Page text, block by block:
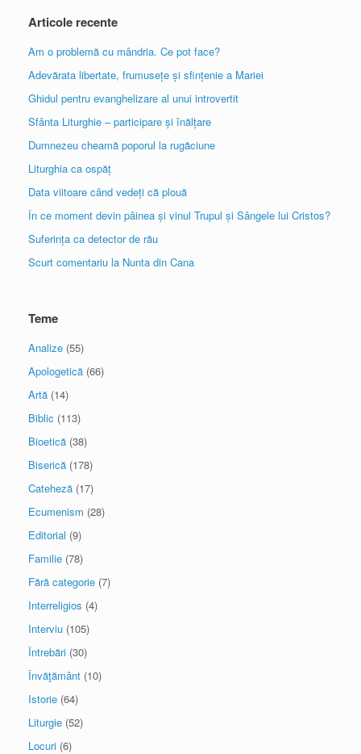
Articole recente
Am o problemă cu mândria. Ce pot face?
Adevărata libertate, frumusețe și sfințenie a Mariei
Ghidul pentru evanghelizare al unui introvertit
Sfânta Liturghie – participare și înălțare
Dumnezeu cheamă poporul la rugăciune
Liturghia ca ospăț
Data viitoare când vedeți că plouă
În ce moment devin pâinea și vinul Trupul și Sângele lui Cristos?
Suferința ca detector de rău
Scurt comentariu la Nunta din Cana
Teme
Analize (55)
Apologetică (66)
Artă (14)
Biblic (113)
Bioetică (38)
Biserică (178)
Cateheză (17)
Ecumenism (28)
Editorial (9)
Familie (78)
Fără categorie (7)
Interreligios (4)
Interviu (105)
Întrebări (30)
Învăţământ (10)
Istorie (64)
Liturgie (52)
Locuri (6)